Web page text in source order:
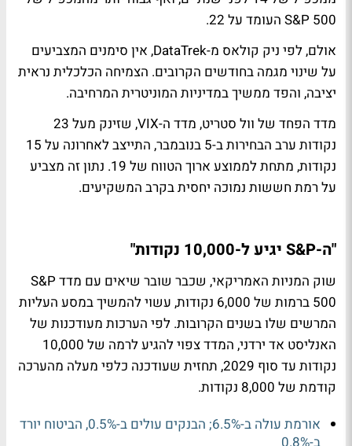
S&P 500 העומד על 22.
אולם, לפי ניק קולאס מ-DataTrek, אין סימנים המצביעים
על שינוי מגמה בחודשים הקרובים. הצמיחה הכלכלית נראית
יציבה, והפד ממשיך במדיניות המוניטרית המרחיבה.
מדד הפחד של וול סטריט, מדד ה-VIX, שזינק מעל 23
נקודות ערב הבחירות ב-5 בנובמבר, התייצב לאחרונה על 15
נקודות, מתחת לממוצע ארוך הטווח של 19. נתון זה מצביע
על רמת חששות נמוכה יחסית בקרב המשקיעים.
"ה-S&P יגיע ל-10,000 נקודות"
שוק המניות האמריקאי, שכבר שובר שיאים עם מדד S&P
500 ברמות של 6,000 נקודות, עשוי להמשיך במסע העליות
המרשים שלו בשנים הקרובות. לפי הערכות מעודכנות של
האנליסט אד ירדני, המדד צפוי להגיע לרמה של 10,000
נקודות עד סוף 2029, תחזית שעודכנה כלפי מעלה מהערכה
קודמת של 8,000 נקודות.
אורמת עולה ב-6.5%; הבנקים עולים ב-0.5%, הביטוח יורד